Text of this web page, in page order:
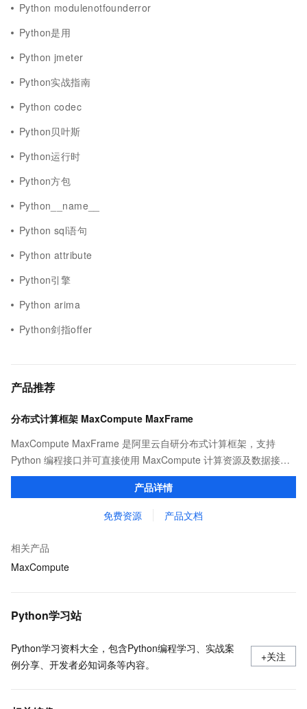
Python modulenotfounderror
Python是用
Python jmeter
Python实战指南
Python codec
Python贝叶斯
Python运行时
Python方包
Python__name__
Python sql语句
Python attribute
Python引擎
Python arima
Python剑指offer
产品推荐
分布式计算框架 MaxCompute MaxFrame
MaxCompute MaxFrame 是阿里云自研分布式计算框架，支持
Python 编程接口并可直接使用 MaxCompute 计算资源及数据接
口，与 MaxCompute Notebook、镜像管理等功能共同构成
MaxCompute 完整 Python 开发生态。
产品详情
免费资源 产品文档
相关产品
MaxCompute
Python学习站
Python学习资料大全，包含Python编程学习、实战案
例分享、开发者必知词条等内容。
+关注